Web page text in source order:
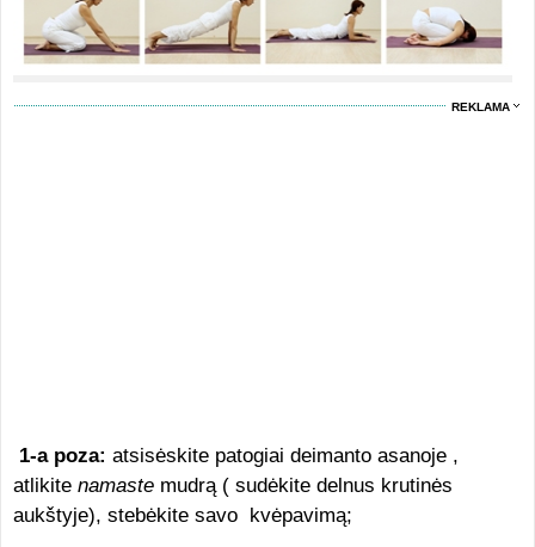
REKLAMA
1-a poza: atsisėskite patogiai deimanto asanoje ,
atlikite namaste mudrą ( sudėkite delnus krutinės
aukštyje), stebėkite savo kvėpavimą;